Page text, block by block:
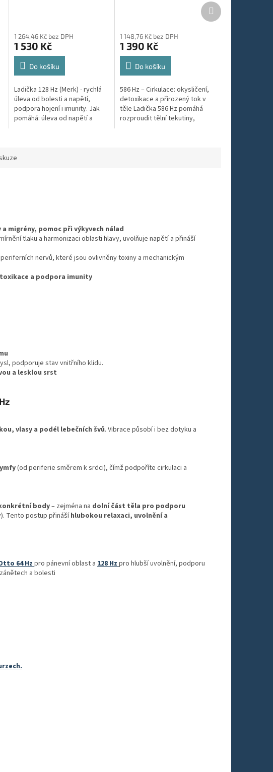
produktu
je
5,0
5
hvězdiček.
1 264,46 Kč bez DPH
1 530 Kč
Do košíku
Ladička 128 Hz (Merk) - rychlá
úleva od bolesti a napětí,
podpora hojení i imunity. Jak
pomáhá: úleva od napětí a
1 148,76 Kč bez DPH
1 390 Kč
Do košíku
586 Hz – Cirkulace: okysličení,
detoxikace a přirozený tok v
těle Ladička 586 Hz pomáhá
rozproudit tělní tekutiny,
Další
produkt
migrény, pomoc při výkyvech nálad
tlaku a harmonizaci oblasti hlavy, uvolňuje napětí a přináší
nervů, které jsou ovlivněny toxiny a mechanickým
a podpora imunity
podporuje stav vnitřního klidu.
a lesklou srst
vlasy a podél lebečních švů. Vibrace působí i bez dotyku a
(od periferie směrem k srdci), čímž podpoříte cirkulaci a
body– zejména na dolní část těla pro podporu
Tento postup přinášíhlubokou relaxaci, uvolnění a
64 Hzpro pánevní oblast a 128 Hzpro hlubší uvolnění, podporu
a bolesti